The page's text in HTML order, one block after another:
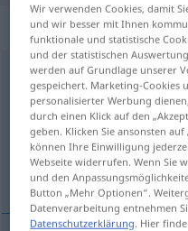
Bohnermaschinef
Übersicht aller
(Für mehr Details die
cireuse
Wir verwenden Cookies, damit
und wir besser mit Ihnen
funktionale und statistische
und der statistischen
werden auf Grundlage unserer
gespeichert. Marketing-Cookies
personalisierter Werbung
durch einen Klick auf den
geben. Klicken Sie ansonsten
können Ihre Einwilligung
Webseite widerrufen. Wenn Sie
und den
Button „Mehr Optionen“.
Datenverarbeitung entnehmen
Datenschutzerklärung. Hier